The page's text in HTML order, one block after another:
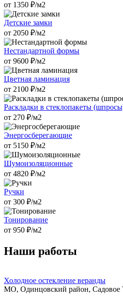
от 1350 ₽/м2
Детские замки
от 2050 ₽/м2
Нестандартной формы
от 9600 ₽/м2
Цветная ламинация
от 2100 ₽/м2
Раскладки в стеклопакеты
от 270 ₽/м2
Энергосберегающие
от 5150 ₽/м2
Шумоизоляционные
от 4820 ₽/м2
Ручки
от 300 ₽/м2
Тонирование
от 950 ₽/м2
Наши работы
Холодное остекление веранды
МО, Одинцовский район, Садовое